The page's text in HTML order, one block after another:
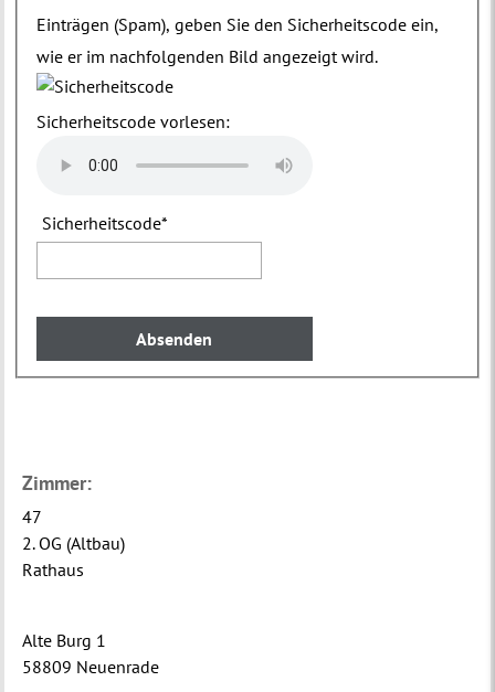
Einträgen (Spam), geben Sie den Sicherheitscode ein,
wie er im nachfolgenden Bild angezeigt wird.
Sicherheitscode vorlesen:
Sicherheitscode*
Zimmer:
47
2. OG (Altbau)
Rathaus
Alte Burg 1
58809 Neuenrade